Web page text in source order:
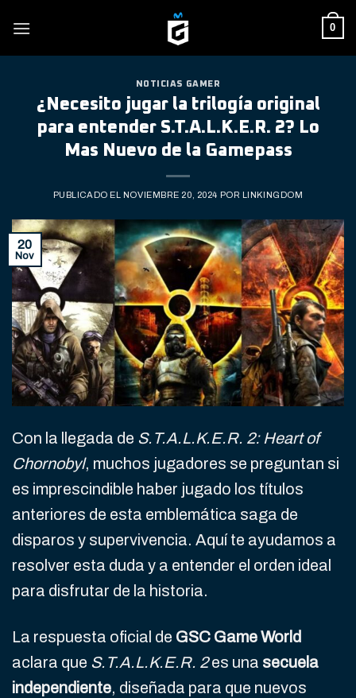
0
NOTICIAS GAMER
¿Necesito jugar la trilogía original
para entender S.T.A.L.K.E.R. 2? Lo
Mas Nuevo de la Gamepass
PUBLICADO EL NOVIEMBRE 20, 2024 POR LINKINGDOM
20
Nov
Con la llegada de S.T.A.L.K.E.R. 2: Heart of
Chornobyl, muchos jugadores se preguntan si
es imprescindible haber jugado los títulos
anteriores de esta emblemática saga de
disparos y supervivencia. Aquí te ayudamos a
resolver esta duda y a entender el orden ideal
para disfrutar de la historia.
La respuesta oficial de GSC Game World
aclara que S.T.A.L.K.E.R. 2es una secuela
independiente, diseñada para que nuevos